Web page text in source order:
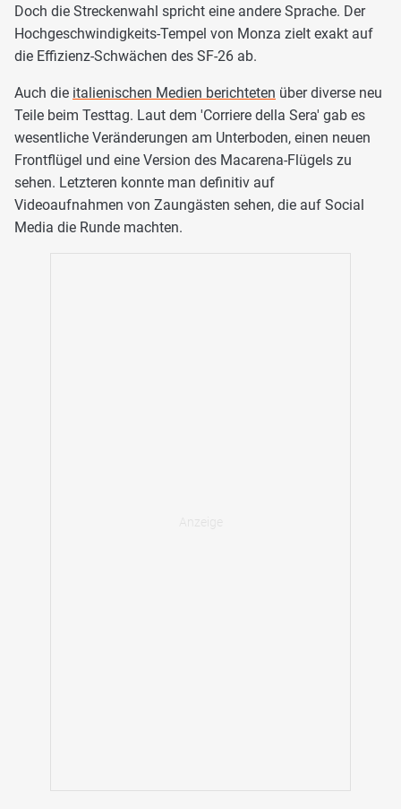
Doch die Streckenwahl spricht eine andere Sprache. Der
Hochgeschwindigkeits-Tempel von Monza zielt exakt auf
die Effizienz-Schwächen des SF-26 ab.
Auch die italienischen Medien berichteten über diverse neu
Teile beim Testtag. Laut dem 'Corriere della Sera' gab es
wesentliche Veränderungen am Unterboden, einen neuen
Frontflügel und eine Version des Macarena-Flügels zu
sehen. Letzteren konnte man definitiv auf
Videoaufnahmen von Zaungästen sehen, die auf Social
Media die Runde machten.